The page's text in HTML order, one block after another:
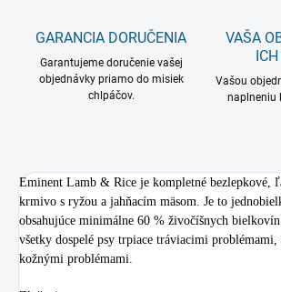
GARANCIA DORUČENIA
Garantujeme doručenie vašej
objednávky priamo do misiek
chlpáčov.
VAŠA
Vašou
naplneniu
Eminent Lamb & Rice je kompletné bezlepkové,
krmivo s ryžou a jahňacím mäsom. Je to
obsahujúce minimálne 60 % živočíšnych
všetky dospelé psy trpiace tráviacimi
kožnými problémami.